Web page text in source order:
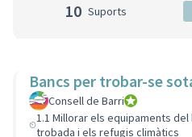
10 Suports
Bancs per trobar-se
Consell de BarriConsell de Barri
1.1 Millorar els equipaments
trobada i els refugis climàtics